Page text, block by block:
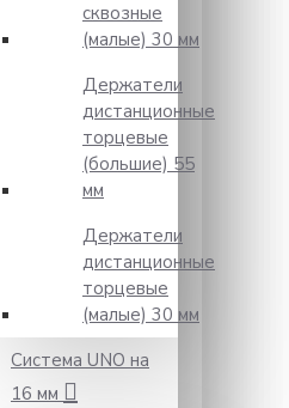
сквозные
(малые) 30 мм
Держатели
дистанционные
торцевые
(большие) 55
мм
Держатели
дистанционные
торцевые
(малые) 30 мм
Система UNO на
16 мм